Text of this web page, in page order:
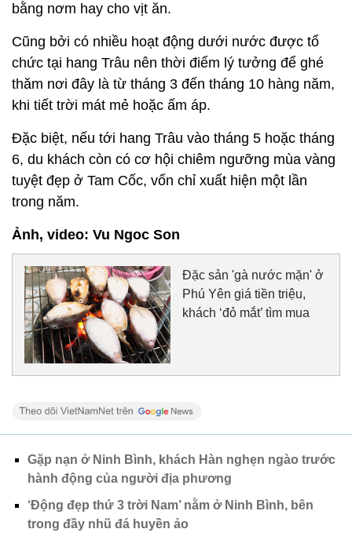
bằng nơm hay cho vịt ăn.
Cũng bởi có nhiều hoạt động dưới nước được tổ
chức tại hang Trâu nên thời điểm lý tưởng để ghé
thăm nơi đây là từ tháng 3 đến tháng 10 hàng năm,
khi tiết trời mát mẻ hoặc ấm áp.
Đặc biệt, nếu tới hang Trâu vào tháng 5 hoặc tháng
6, du khách còn có cơ hội chiêm ngưỡng mùa vàng
tuyệt đẹp ở Tam Cốc, vốn chỉ xuất hiện một lần
trong năm.
Ảnh, video: Vu Ngoc Son
Đặc sản 'gà nước mặn' ở
Phú Yên giá tiền triệu,
khách ‘đỏ mắt’ tìm mua
Gặp nạn ở Ninh Bình, khách Hàn nghẹn ngào trước
hành động của người địa phương
‘Động đẹp thứ 3 trời Nam’ nằm ở Ninh Bình, bên
trong đầy nhũ đá huyền ảo